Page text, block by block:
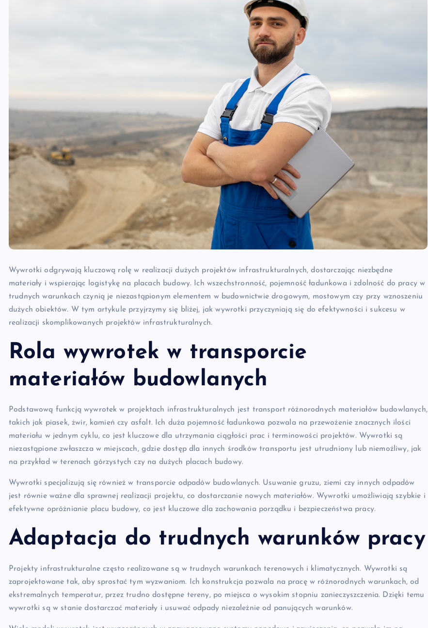
Wywrotki odgrywają kluczową rolę w realizacji dużych projektów infrastrukturalnych, dostarczając niezbędne
materiały i wspierając logistykę na placach budowy. Ich wszechstronność, pojemność ładunkowa i zdolność do pracy w
trudnych warunkach czynią je niezastąpionym elementem w budownictwie drogowym, mostowym czy przy wznoszeniu
dużych obiektów. W tym artykule przyjrzymy się bliżej, jak wywrotki przyczyniają się do efektywności i sukcesu w
realizacji skomplikowanych projektów infrastrukturalnych.
Rola wywrotek w transporcie
materiałów budowlanych
Podstawową funkcją wywrotek w projektach infrastrukturalnych jest transport różnorodnych materiałów budowlanych,
takich jak piasek, żwir, kamień czy asfalt. Ich duża pojemność ładunkowa pozwala na przewożenie znacznych ilości
materiału w jednym cyklu, co jest kluczowe dla utrzymania ciągłości prac i terminowości projektów. Wywrotki są
niezastąpione zwłaszcza w miejscach, gdzie dostęp dla innych środków transportu jest utrudniony lub niemożliwy, jak
na przykład w terenach górzystych czy na dużych placach budowy.
Wywrotki specjalizują się również w transporcie odpadów budowlanych. Usuwanie gruzu, ziemi czy innych odpadów
jest równie ważne dla sprawnej realizacji projektu, co dostarczanie nowych materiałów. Wywrotki umożliwiają szybkie i
efektywne opróżnianie placu budowy, co jest kluczowe dla zachowania porządku i bezpieczeństwa pracy.
Adaptacja do trudnych warunków pracy
Projekty infrastrukturalne często realizowane są w trudnych warunkach terenowych i klimatycznych. Wywrotki są
zaprojektowane tak, aby sprostać tym wyzwaniom. Ich konstrukcja pozwala na pracę w różnorodnych warunkach, od
ekstremalnych temperatur, przez trudno dostępne tereny, po miejsca o wysokim stopniu zanieczyszczenia. Dzięki temu
wywrotki są w stanie dostarczać materiały i usuwać odpady niezależnie od panujących warunków.